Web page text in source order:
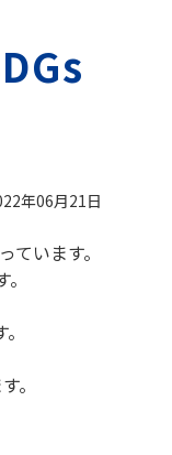
年06月21日
います。
。